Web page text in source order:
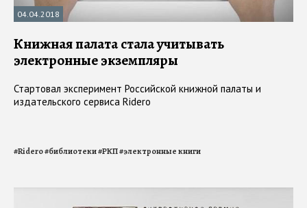
04.04.2018
Книжная палата стала учитывать
электронные экземпляры
Стартовал эксперимент Российской книжной палаты и
издательского сервиса Ridero
#Ridero#библиотеки#РКП#электронные книги